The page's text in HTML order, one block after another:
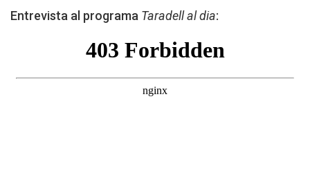
Entrevista al programa Taradell al dia: